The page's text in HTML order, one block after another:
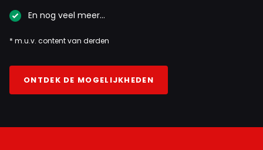
En nog veel meer…
* m.u.v. content van derden
ONTDEK DE MOGELIJKHEDEN